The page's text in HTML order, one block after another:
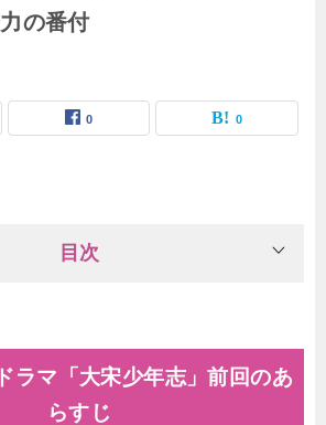
の番付
0 0
目次
ラマ「大宋少年志」前回のあ
らすじ